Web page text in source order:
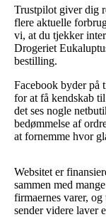
Trustpilot giver dig
flere aktuelle
vi, at du tjekker
Drogeriet
bestilling.
Facebook byder på
for at få kendskab
det ses nogle
bedømmelse af
at fornemme hvor
Websitet er
sammen med
firmaernes varer,
sender videre laver